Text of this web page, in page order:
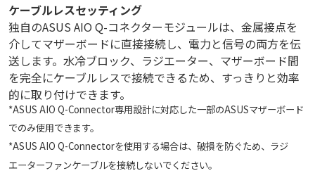
ケーブルレスセッティング
独自のASUS AIO Q-コネクターモジュールは、金属接点を
介してマザーボードに直接接続し、電力と信号の両方を伝
送します。水冷ブロック、ラジエーター、マザーボード間
を完全にケーブルレスで接続できるため、すっきりと効率
的に取り付けできます。
*ASUS AIO Q-Connector専用設計に対応した一部のASUSマザーボード
でのみ使用できます。
*ASUS AIO Q-Connectorを使用する場合は、破損を防ぐため、ラジ
エーターファンケーブルを接続しないでください。